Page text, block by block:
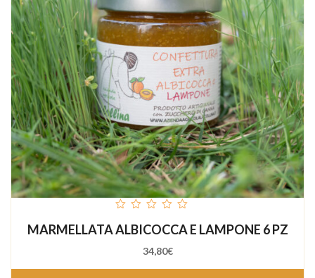
of
MARMELLATA ALBICOCCA E LAMPONE 6 PZ
34,80€